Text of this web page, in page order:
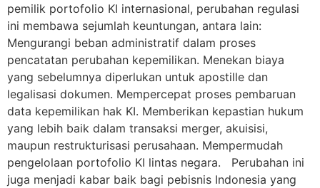
pemilik portofolio KI internasional, perubahan regulasi
ini membawa sejumlah keuntungan, antara lain:
Mengurangi beban administratif dalam proses
pencatatan perubahan kepemilikan. Menekan biaya
yang sebelumnya diperlukan untuk apostille dan
legalisasi dokumen. Mempercepat proses pembaruan
data kepemilikan hak KI. Memberikan kepastian hukum
yang lebih baik dalam transaksi merger, akuisisi,
maupun restrukturisasi perusahaan. Mempermudah
pengelolaan portofolio KI lintas negara. Perubahan ini
juga menjadi kabar baik bagi pebisnis Indonesia yang